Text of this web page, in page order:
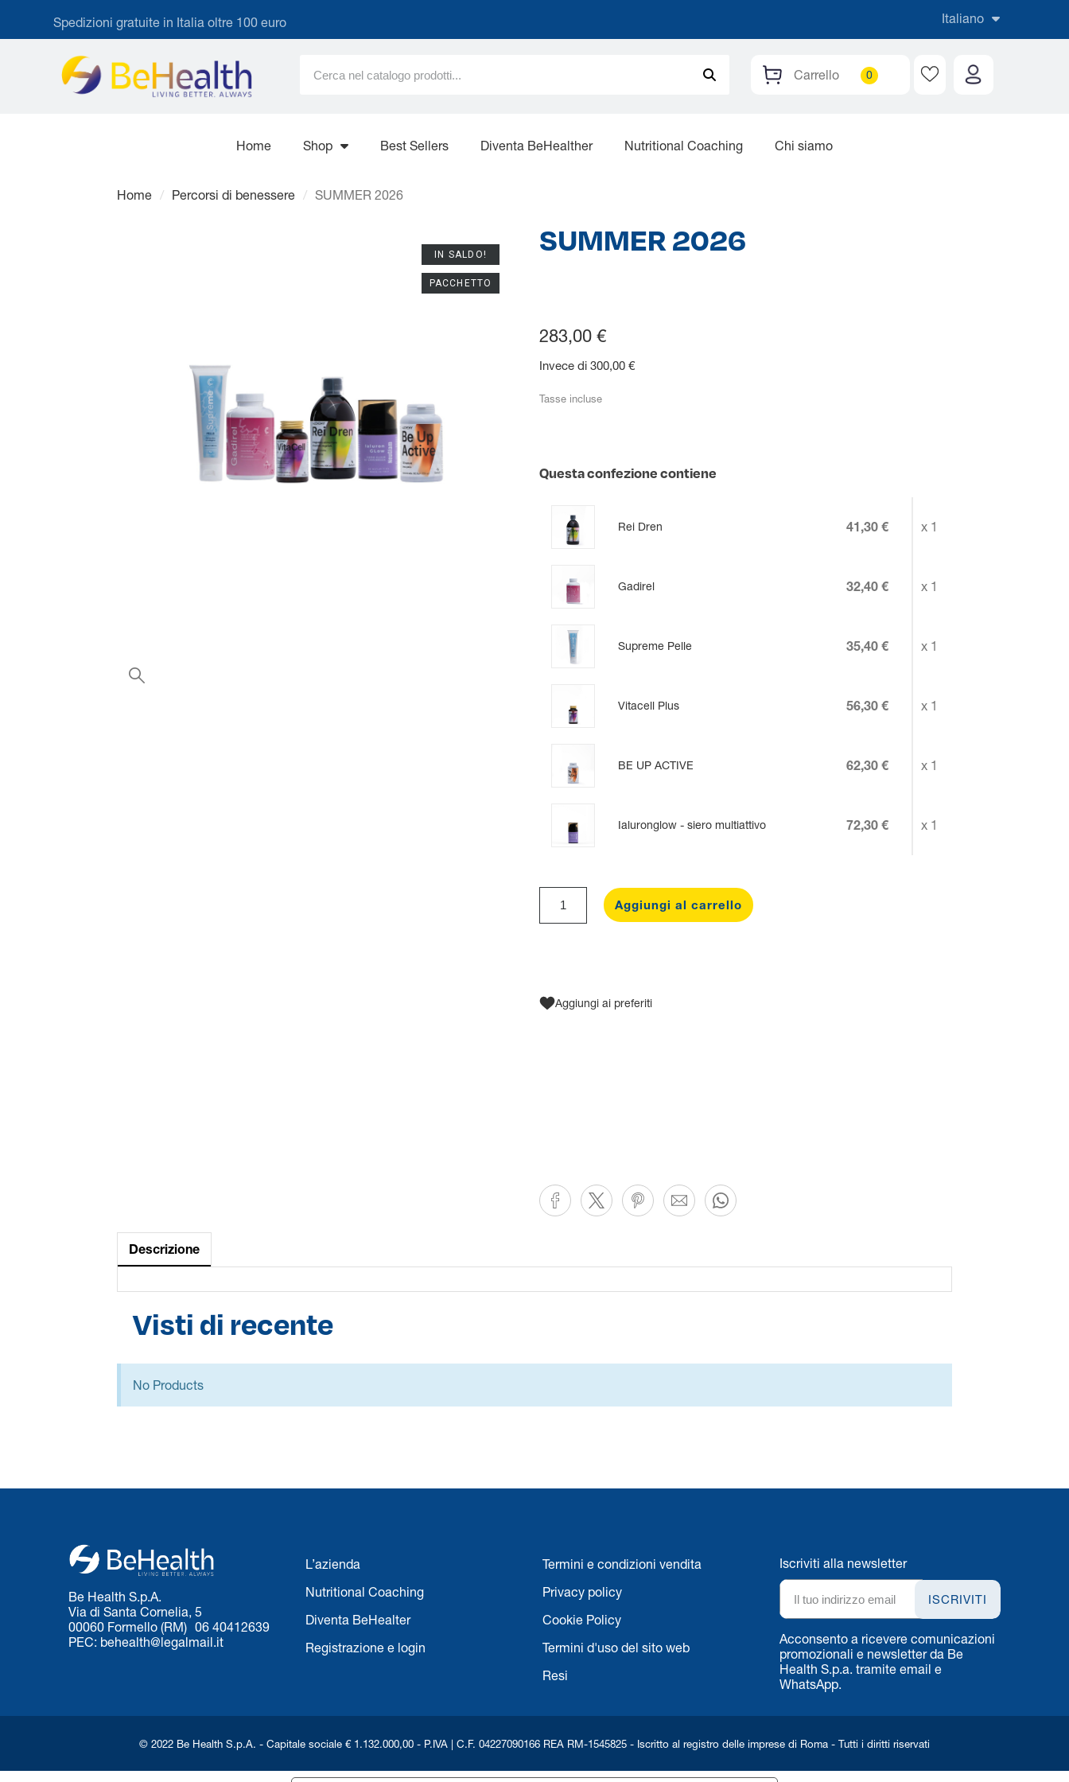
Spedizioni gratuite in Italia oltre 100 euro Italiano
Carrello
Home Shop Best Sellers Diventa BeHealther Nutritional Coaching Chi siamo
Home Percorsi di benessere SUMMER 2026
IN SALDO!
PACCHETTO
SUMMER 2026
283,00 €
Invece di 300,00 €
Tasse incluse
Questa confezione contiene
Rei Dren 41,30 € x 1
Gadirel 32,40 € x 1
Supreme Pelle 35,40 € x 1
Vitacell Plus 56,30 € x 1
BE UP ACTIVE 62,30 € x 1
Ialuronglow - siero multiattivo 72,30 € x 1
Aggiungi al carrello
Aggiungi ai preferiti
Descrizione
Visti di recente
No Products
Be Health S.p.A.
Via di Santa Cornelia, 5
00060 Formello (RM) 06 40412639
PEC: behealth@legalmail.it
L’azienda
Nutritional Coaching
Diventa BeHealter
Registrazione e login
Termini e condizioni vendita
Privacy policy
Cookie Policy
Termini d'uso del sito web
Resi
Iscriviti alla newsletter
ISCRIVITI
Acconsento a ricevere comunicazioni
promozionali e newsletter da Be
Health S.p.a. tramite email e
WhatsApp.
© 2022 Be Health S.p.A. - Capitale sociale € 1.132.000,00 - P.IVA | C.F. 04227090166 REA RM-1545825 - Iscritto al registro delle imprese di Roma - Tutti i diritti riservati